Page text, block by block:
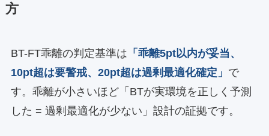
方
BT-FT乖離の判定基準は 「乖離5pt以内が妥当、
10pt超は要警戒、20pt超は過剰最適化確定」 で
す。乖離が小さいほど「BTが実環境を正しく予測
した = 過剰最適化が少ない」設計の証拠です。